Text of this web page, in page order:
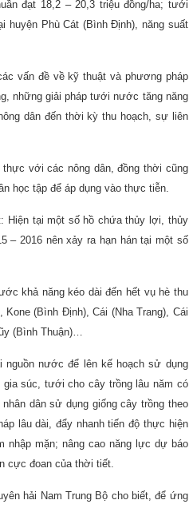
đạt 18,2 – 20,3 triệu đồng/ha; tưới
Phù Cát (Bình Định), năng suất
vấn đề về kỹ thuật và phương pháp
những giải pháp tưới nước tăng năng
dân đến thời kỳ thu hoạch, sự liên
với các nông dân, đồng thời cũng
học tập để áp dụng vào thực tiễn.
Hiện tại một số hồ chứa thủy lợi, thủy
– 2016 nên xảy ra hạn hán tại một số
khả năng kéo dài đến hết vụ hè thu
(Bình Định), Cái (Nha Trang), Cái
(Bình Thuận)…
nước để lên kế hoạch sử dụng
súc, tưới cho cây trồng lâu năm có
dân sử dụng giống cây trồng theo
lâu dài, đẩy nhanh tiến độ thực hiện
nhập mặn; nâng cao năng lực dự báo
cực đoan của thời tiết.
hải Nam Trung Bộ cho biết, để ứng